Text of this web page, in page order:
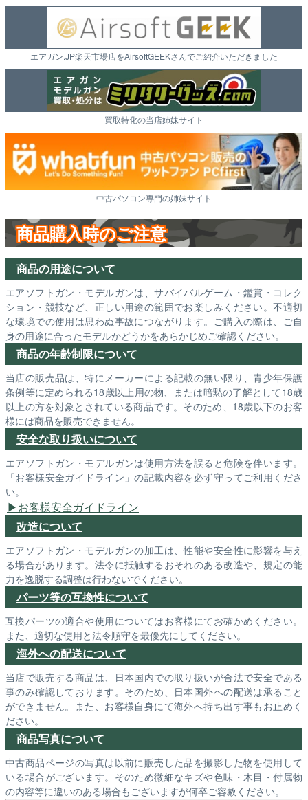
エアガン.JP楽天市場店をAirsoftGEEKさんでご紹介いただきました
買取特化の当店姉妹サイト
中古パソコン専門の姉妹サイト
商品購入時のご注意
商品の用途について
エアソフトガン・モデルガンは、サバイバルゲーム・鑑賞・コレク
ション・競技など、正しい用途の範囲でお楽しみください。不適切
な環境での使用は思わぬ事故につながります。ご購入の際は、ご自
身の用途に合ったモデルかどうかをあらかじめご確認ください。
商品の年齢制限について
当店の販売品は、特にメーカーによる記載の無い限り、青少年保護
条例等に定められる18歳以上用の物、または暗黙の了解として18歳
以上の方を対象とされている商品です。そのため、18歳以下のお客
様には商品を販売できません。
安全な取り扱いについて
エアソフトガン・モデルガンは使用方法を誤ると危険を伴います。
「お客様安全ガイドライン」の記載内容を必ず守ってご利用くださ
い。
お客様安全ガイドライン
改造について
エアソフトガン・モデルガンの加工は、性能や安全性に影響を与え
る場合があります。法令に抵触するおそれのある改造や、規定の能
力を逸脱する調整は行わないでください。
パーツ等の互換性について
互換パーツの適合や使用についてはお客様にてお確かめください。
また、適切な使用と法令順守を最優先にしてください。
海外への配送について
当店で販売する商品は、日本国内での取り扱いが合法で安全である
事のみ確認しております。そのため、日本国外への配送は承ること
ができません。また、お客様自身にて海外へ持ち出す事もお止めく
ださい。
商品写真について
中古商品ページの写真は以前に販売した品を撮影した物を使用して
いる場合がございます。そのため微細なキズや色味・木目・付属物
の内容等に違いのある場合もございますが何卒ご容赦ください。